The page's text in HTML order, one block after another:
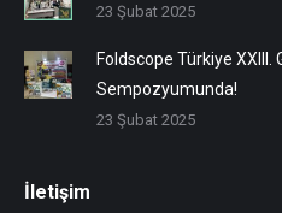
23 Şubat 2025
Foldscope Türkiye
Sempozyumunda!
23 Şubat 2025
İletişim